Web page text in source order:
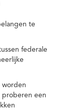
te
federale
worden
proberen een